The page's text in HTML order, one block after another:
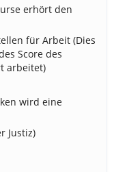
erhört den
für Arbeit (Dies
Score des
arbeitet)
wird eine
Justiz)